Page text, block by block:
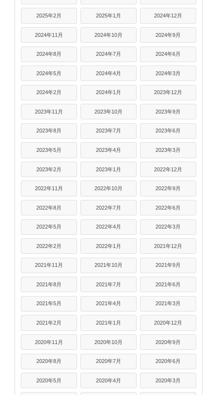
2025年2月 2025年1月 2024年12月
2024年11月 2024年10月 2024年9月
2024年8月 2024年7月 2024年6月
2024年5月 2024年4月 2024年3月
2024年2月 2024年1月 2023年12月
2023年11月 2023年10月 2023年9月
2023年8月 2023年7月 2023年6月
2023年5月 2023年4月 2023年3月
2023年2月 2023年1月 2022年12月
2022年11月 2022年10月 2022年9月
2022年8月 2022年7月 2022年6月
2022年5月 2022年4月 2022年3月
2022年2月 2022年1月 2021年12月
2021年11月 2021年10月 2021年9月
2021年8月 2021年7月 2021年6月
2021年5月 2021年4月 2021年3月
2021年2月 2021年1月 2020年12月
2020年11月 2020年10月 2020年9月
2020年8月 2020年7月 2020年6月
2020年5月 2020年4月 2020年3月